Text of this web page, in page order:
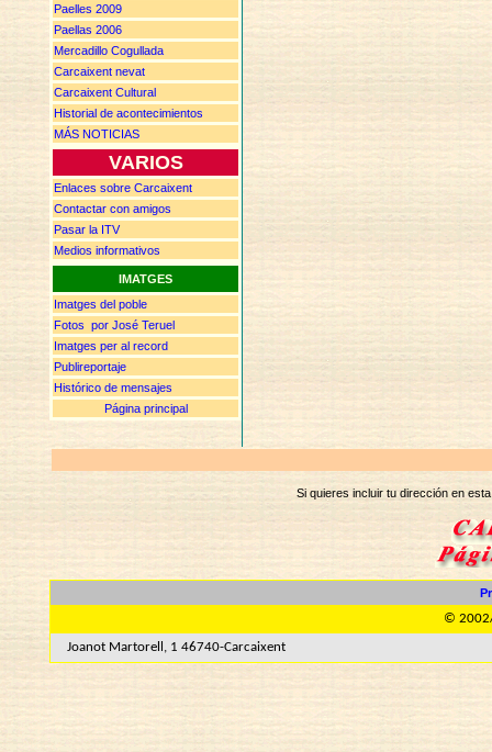
Paelles 2009
Paellas 2006
Mercadillo Cogullada
Carcaixent nevat
Carcaixent Cultural
Historial de acontecimientos
MÁS NOTICIAS
VARIOS
Enlaces sobre Carcaixent
Contactar con amigos
Pasar la ITV
Medios informativos
IMATGES
Imatges del poble
Fotos por José Teruel
Imatges per al record
Publireportaje
Histórico de mensajes
Página principal
Si quieres incluir tu dirección en
©
Joanot Martorell, 1 46740-Carcaixent